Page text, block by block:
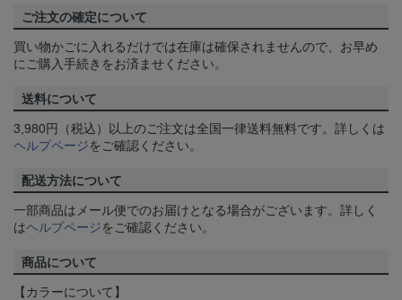
ご注文の確定について
買い物かごに入れるだけでは在庫は確保されませんので、お早め
にご購入手続きをお済ませください。
送料について
3,980円（税込）以上のご注文は全国一律送料無料です。詳しくは
ヘルプページをご確認ください。
配送方法について
一部商品はメール便でのお届けとなる場合がございます。詳しく
はヘルプページをご確認ください。
商品について
【カラーについて】